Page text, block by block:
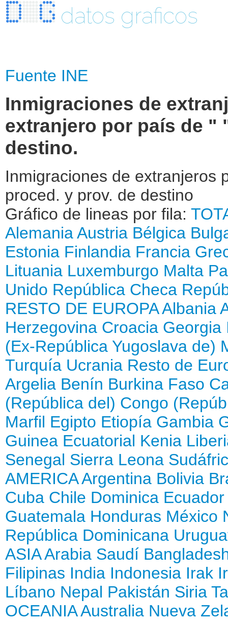
datos graficos
Fuente INE
Inmigraciones de
extranjero por país de "
destino.
Inmigraciones de extranjeros
proced. y prov. de destino
Gráfico de lineas por fila:
AlemaniaAustria Bélgica
Estonia Finlandia Francia
Lituania Luxemburgo Malta
Unido República Checa
RESTO DE EUROPAAlbania
Herzegovina Croacia Georgia
(Ex-República Yugoslava de)
Turquía Ucrania Resto de
Argelia Benín Burkina Faso
(República del) Congo
Marfil Egipto Etiopía Gambia
Guinea Ecuatorial Kenia
Senegal Sierra Leona
AMERICAArgentina Bolivia
Cuba Chile Dominica Ecuador
Guatemala Honduras México
República Dominicana
ASIAArabia Saudí
Filipinas India Indonesia Irak
Líbano Nepal Pakistán Siria
OCEANIAAustralia Nueva